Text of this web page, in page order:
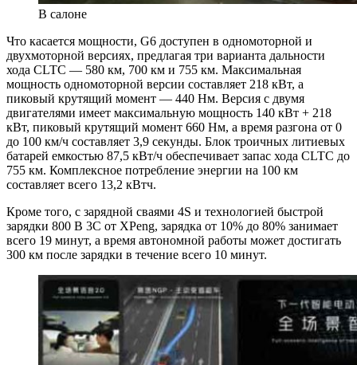
В салоне
Что касается мощности, G6 доступен в одномоторной и
двухмоторной версиях, предлагая три варианта дальности
хода CLTC — 580 км, 700 км и 755 км. Максимальная
мощность одномоторной версии составляет 218 кВт, а
пиковый крутящий момент — 440 Нм. Версия с двумя
двигателями имеет максимальную мощность 140 кВт + 218
кВт, пиковый крутящий момент 660 Нм, а время разгона от 0
до 100 км/ч составляет 3,9 секунды. Блок троичных литиевых
батарей емкостью 87,5 кВт/ч обеспечивает запас хода CLTC до
755 км. Комплексное потребление энергии на 100 км
составляет всего 13,2 кВтч.
Кроме того, с зарядной сваями 4S и технологией быстрой
зарядки 800 В 3C от XPeng, зарядка от 10% до 80% занимает
всего 19 минут, а время автономной работы может достигать
300 км после зарядки в течение всего 10 минут.